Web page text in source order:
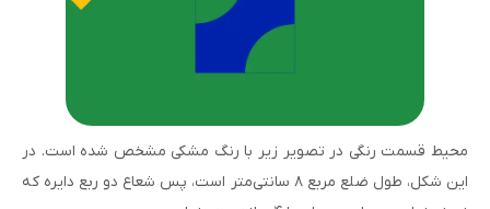
محیط قسمت رنگی در تصویر زیر با رنگ مشکی مشخص شده است. در
این شکل، طول ضلع مربع ۸ سانتی‌متر است، پس شعاع دو ربع دایره که